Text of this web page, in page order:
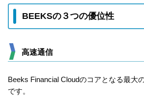
BEEKSの３つの優位性
高速通信
Beeks Financial Cloudのコアとなる最大
です。